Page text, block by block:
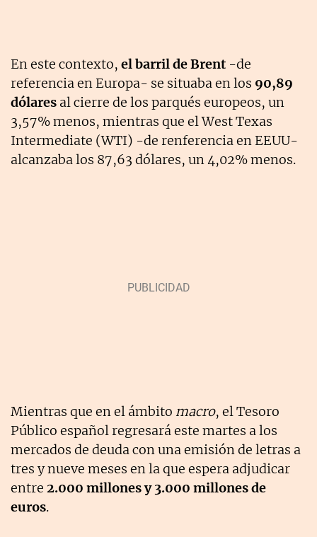
En este contexto, el barril de Brent -de
referencia en Europa- se situaba en los 90,89
dólares al cierre de los parqués europeos, un
3,57% menos, mientras que el West Texas
Intermediate (WTI) -de renferencia en EEUU-
alcanzaba los 87,63 dólares, un 4,02% menos.
Mientras que en el ámbito macro, el Tesoro
Público español regresará este martes a los
mercados de deuda con una emisión de letras a
tres y nueve meses en la que espera adjudicar
entre 2.000 millones y 3.000 millones de
euros.